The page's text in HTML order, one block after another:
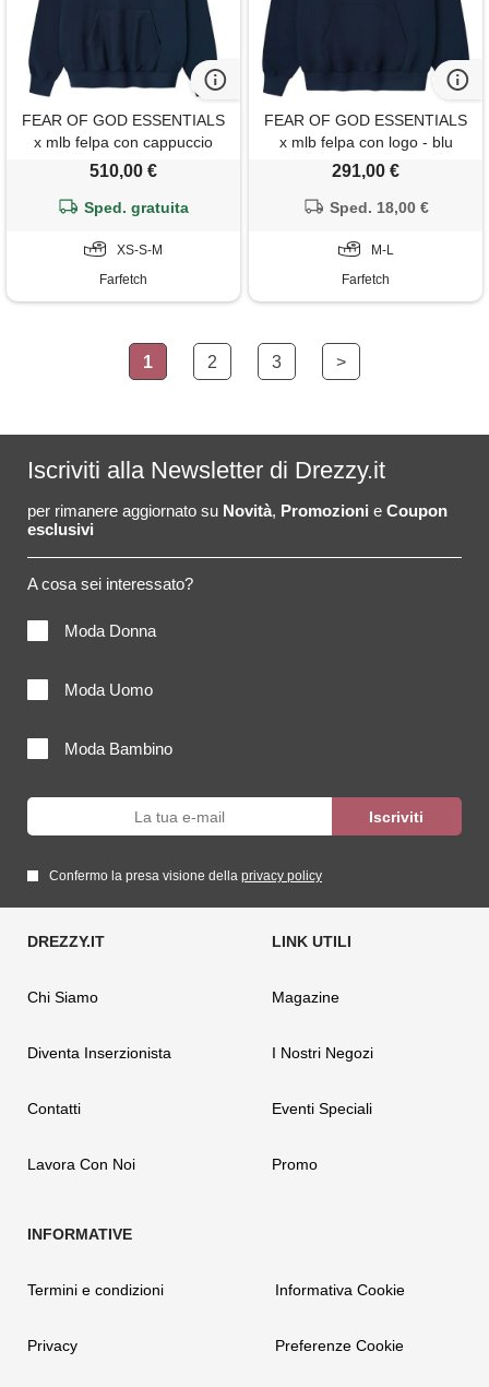
FEAR OF GOD ESSENTIALS
x mlb felpa con cappuccio
braves - blu
510,00 €
Sped. gratuita
XS-S-M
Farfetch
FEAR OF GOD ESSENTIALS
x mlb felpa con logo - blu
291,00 €
Sped. 18,00 €
M-L
Farfetch
1 2 3 >
Iscriviti alla Newsletter di Drezzy.it
per rimanere aggiornato su Novità, Promozioni e Coupon
esclusivi
A cosa sei interessato?
Moda Donna
Moda Uomo
Moda Bambino
Confermo la presa visione della privacy policy
Chi Siamo
Diventa Inserzionista
Contatti
Lavora Con Noi
Magazine
I Nostri Negozi
Eventi Speciali
Promo
Termini e condizioni
Privacy
Informativa Cookie
Preferenze Cookie